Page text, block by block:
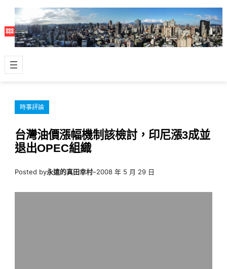
主
容
時事評論
台灣油價漲幅機制該檢討，印尼漲3成並
退出OPEC組織
Posted by永遠的真田幸村–2008 年 5 月 29 日